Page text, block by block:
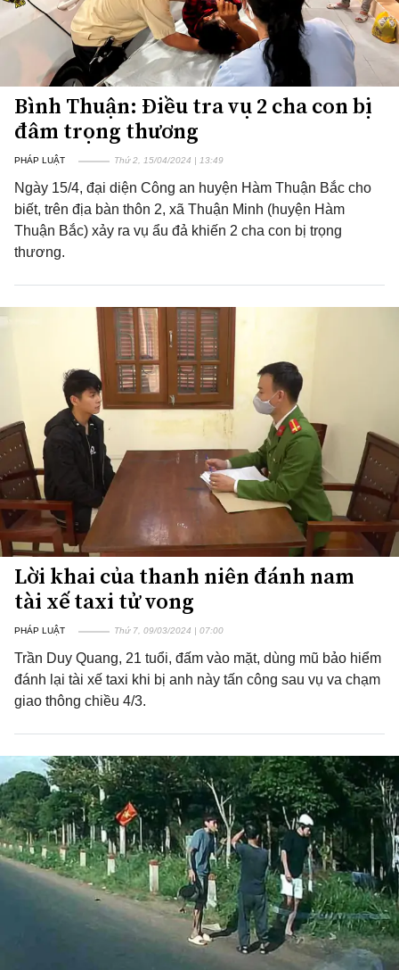
Bình Thuận: Điều tra vụ 2 cha con bị
đâm trọng thương
PHÁP LUẬT Thứ 2, 15/04/2024 | 13:49
Ngày 15/4, đại diện Công an huyện Hàm Thuận Bắc cho
biết, trên địa bàn thôn 2, xã Thuận Minh (huyện Hàm
Thuận Bắc) xảy ra vụ ẩu đả khiến 2 cha con bị trọng
thương.
Lời khai của thanh niên đánh nam
tài xế taxi tử vong
PHÁP LUẬT Thứ 7, 09/03/2024 | 07:00
Trần Duy Quang, 21 tuổi, đấm vào mặt, dùng mũ bảo hiểm
đánh lại tài xế taxi khi bị anh này tấn công sau vụ va chạm
giao thông chiều 4/3.